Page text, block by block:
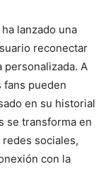
lanzado una
reconectar
personalizada. A
fans pueden
en su historial
se transforma en
sociales,
con la